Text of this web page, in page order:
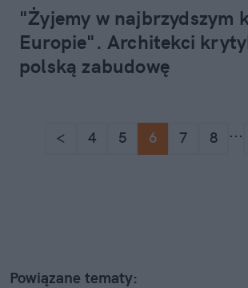
"Żyjemy w najbrzydszym
Europie". Architekci
polską zabudowę
< 4 5 6 7 8 ...
Powiązane tematy: